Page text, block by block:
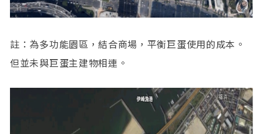
註：為多功能園區，結合商場，平衡巨蛋使用的成本。
但並未與巨蛋主建物相連。